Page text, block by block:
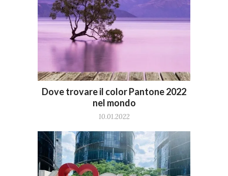
Dove trovare il color Pantone 2022
nel mondo
10.01.2022